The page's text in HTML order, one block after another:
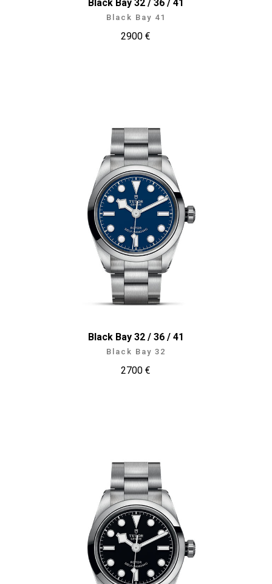
Black Bay 32 / 36 / 41
Black Bay 41
2900 €
Black Bay 32 / 36 / 41
Black Bay 32
2700 €